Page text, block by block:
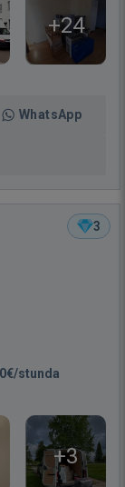
+24
WhatsApp
3
stunda
+3